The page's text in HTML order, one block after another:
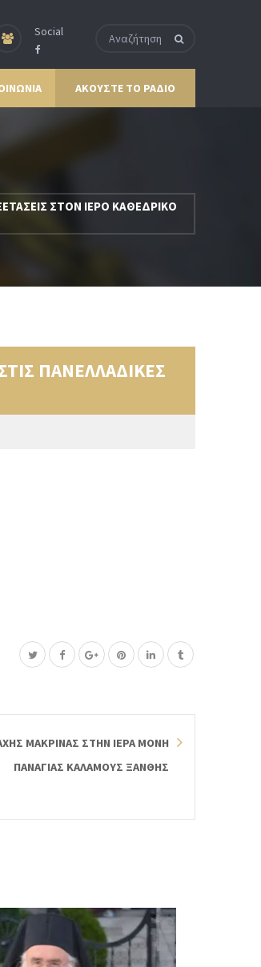
Social
ΑΚΟΥΣΤΕ ΤΟ ΡΑΔΙΟ
ΣΤΟΝ ΙΕΡΟ ΚΑΘΕΔΡΙΚΟ
ΠΑΝΕΛΛΑΔΙΚΕΣ
ΜΑΚΡΙΝΑΣ ΣΤΗΝ ΙΕΡΑ ΜΟΝΗ
ΠΑΝΑΓΙΑΣ ΚΑΛΑΜΟΥΣ ΞΑΝΘΗΣ